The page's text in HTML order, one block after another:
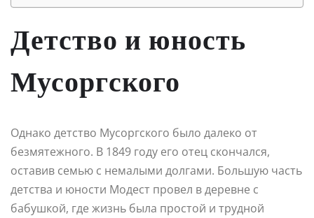
Детство и юность
Мусоргского
Однако детство Мусоргского было далеко от
безмятежного. В 1849 году его отец скончался,
оставив семью с немалыми долгами. Большую часть
детства и юности Модест провел в деревне с
бабушкой, где жизнь была простой и трудной